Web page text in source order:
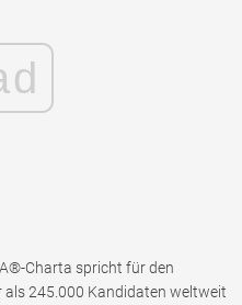
Charta spricht für den
als 245.000 Kandidaten weltweit